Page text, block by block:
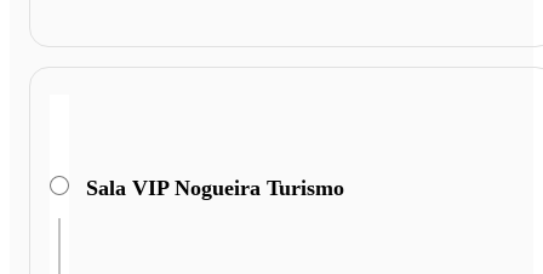
Sala VIP Nogueira Turismo